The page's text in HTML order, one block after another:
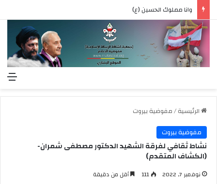
وانا مملوك الحسين (ع)
الرئيسية/مفوضية بيروت
مفوضية بيروت
نشاط ثقافي لفرقة الشهيد الدكتور مصطفى شمران-
(الكشاف المتقدم)
نوفمبر 7, 2022 111 أقل من دقيقة